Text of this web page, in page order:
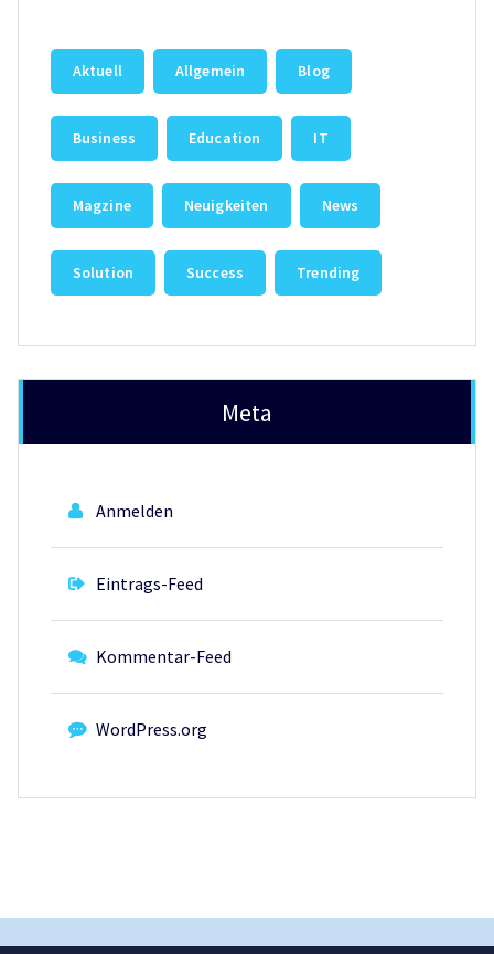
Aktuell Allgemein Blog
Business Education IT
Magzine Neuigkeiten News
Solution Success Trending
Meta
Anmelden
Eintrags-Feed
Kommentar-Feed
WordPress.org